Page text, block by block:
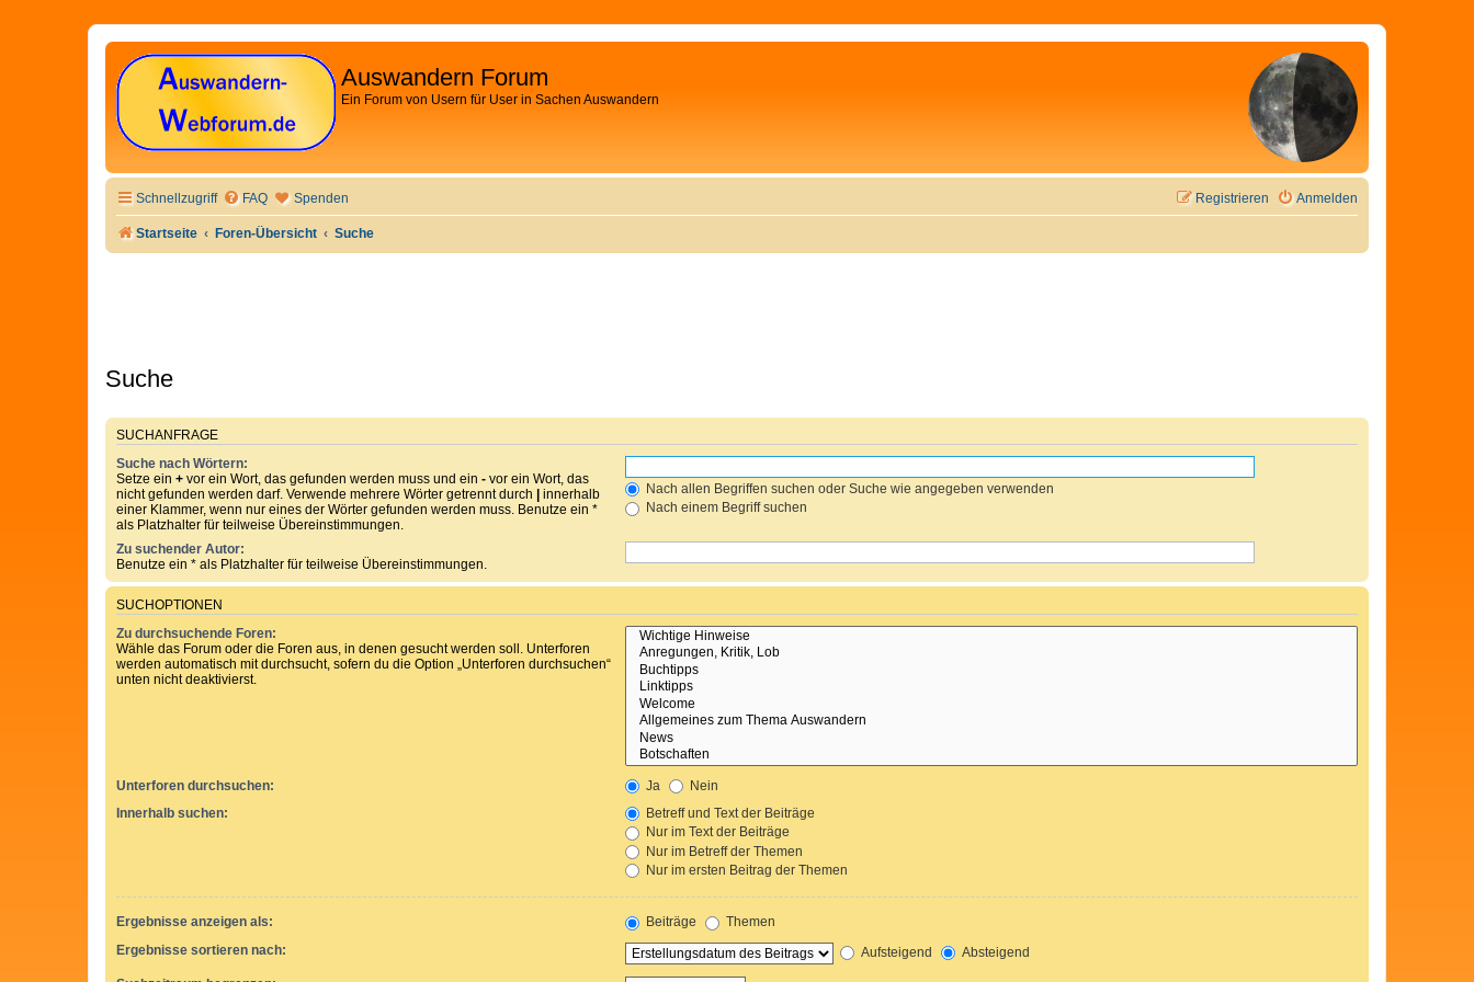
Auswandern Forum
Ein Forum von Usern für User in Sachen Auswandern
Schnellzugriff FAQ Spenden Anmelden
Registrieren
Startseite Foren-Übersicht Suche
Suche
SUCHANFRAGE
Suche nach Wörtern:
Setze ein + vor ein Wort, das gefunden werden muss und ein - vor ein Wort, das
nicht gefunden werden darf. Verwende mehrere Wörter getrennt durch
innerhalb
einer Klammer, wenn nur eines der Wörter gefunden werden muss. Benutze ein *
als Platzhalter für teilweise Übereinstimmungen.
Nach allen Begriffen suchen oder Suche wie angegeben verwenden
Nach einem Begriff suchen
Zu suchender Autor:
Benutze ein * als Platzhalter für teilweise Übereinstimmungen.
SUCHOPTIONEN
Zu durchsuchende Foren:
Wähle das Forum oder die Foren aus, in denen gesucht werden soll. Unterforen
werden automatisch mit durchsucht, sofern du die Option „Unterforen durchsuchen“
unten nicht deaktivierst.
Unterforen durchsuchen: Ja
Nein
Innerhalb suchen:
Betreff und Text der Beiträge
Nur im Text der Beiträge
Nur im Betreff der Themen
Nur im ersten Beitrag der Themen
Ergebnisse anzeigen als: Beiträge
Themen
Ergebnisse sortieren nach:
Aufsteigend Absteigend